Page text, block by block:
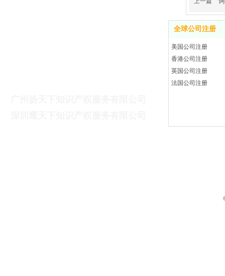
全球公司注册
美国公司注册
香港公司注册
英国公司注册
法国公司注册